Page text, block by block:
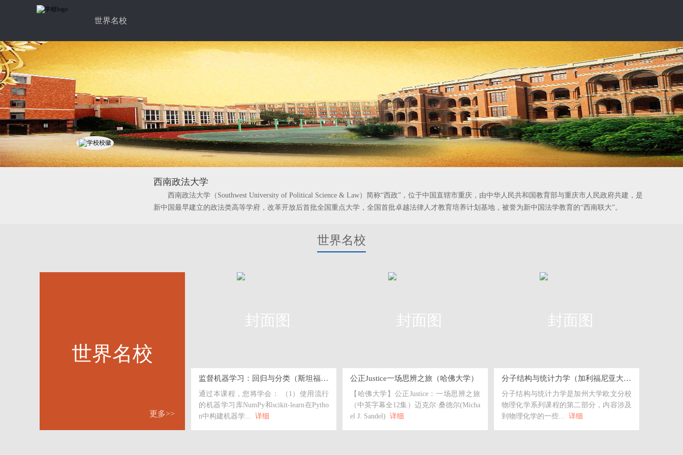
世界名校
西南政法大学
西南政法大学（Southwest University of Political Science & Law）简称“西政”，位于中国直辖市重庆，由中华人民共和国教育部与重庆市人民政府共建，是
新中国最早建立的政法类高等学府，改革开放后首批全国重点大学，全国首批卓越法律人才教育培养计划基地，被誉为新中国法学教育的“西南联大”。
世界名校
世界名校
更多>>
监督机器学习：回归与分类（斯坦福大学）
通过本课程，您将学会： （1）使用流行
的机器学习库NumPy和scikit-learn在Pytho
n中构建机器学... 详细
公正Justice一场思辨之旅（哈佛大学）
【哈佛大学】公正Justice：一场思辨之旅
（中英字幕全12集）迈克尔·桑德尔(Micha
el J. Sandel) 详细
分子结构与统计力学（加利福尼亚大学欧文分校）
分子结构与统计力学是加州大学欧文分校
物理化学系列课程的第二部分，内容涉及
到物理化学的一些... 详细